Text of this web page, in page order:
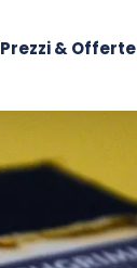
Prezzi & Offerte